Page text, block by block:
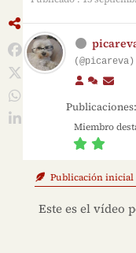
(@picareva)
Miembro
Publicación inicial
Este es el vídeo